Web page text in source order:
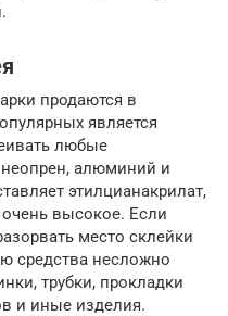
продаются в
является
любые
алюминий и
этилцианакрилат,
высокое. Если
место склейки
средства несложно
трубки, прокладки
и иные изделия.